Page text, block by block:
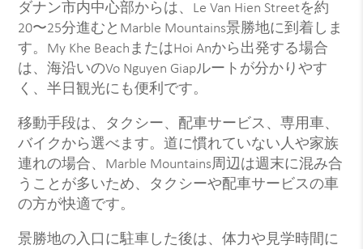
ダナン市内中心部からは、Le Van Hien Streetを約
20〜25分進むとMarble Mountains景勝地に到着しま
す。My Khe BeachまたはHoi Anから出発する場合
は、海沿いのVo Nguyen Giapルートが分かりやす
く、半日観光にも便利です。
移動手段は、タクシー、配車サービス、専用車、
バイクから選べます。道に慣れていない人や家族
連れの場合、Marble Mountains周辺は週末に混み合
うことが多いため、タクシーや配車サービスの車
の方が快適です。
景勝地の入口に駐車した後は、体力や見学時間に